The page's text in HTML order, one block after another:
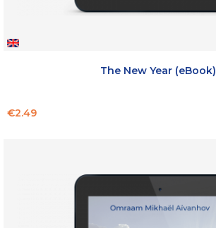
The New Year (eBook)
Price
€2.49